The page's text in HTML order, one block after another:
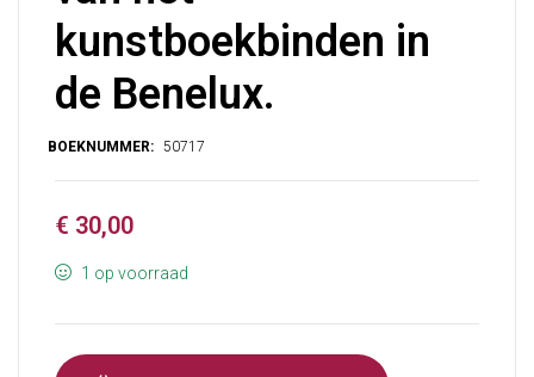
kunstboekbinden in
de Benelux.
€ 30,00
1 op voorraad